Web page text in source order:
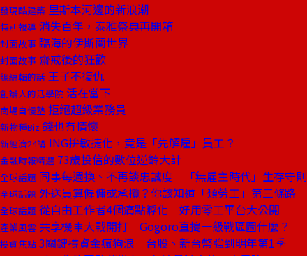
發現酷建築 里斯本河邊的新浪潮
特別報導 消失百年，泰雅祭典再開箱
封面故事 臨海的伊斯蘭世界
封面故事 齋戒後的狂歡
總編輯的話 王子不復仇
創辦人的活學院 活在當下
商場自慢塾 拒絕超級業務員
新物種Biz 錢也有情懷
新經濟24講 ING拚敏捷化，竟是「先解雇」員工？
金融時報精選 73歲投信的數位逆齡大計
全球話題 同事每週換、不再談忠誠度 「無雇主時代」生存守則
全球話題 外送員算僱傭或承攬？你該知道「類勞工」第三條路
全球話題 從自由工作者4個痛點孵化 好用零工平台大公開
產業風雲 共享機車大戰開打 Gogoro直搗一級戰區圖什麼？
投資焦點 3關鍵撐資金瘋狗浪 台股、新台幣強到明年第1季